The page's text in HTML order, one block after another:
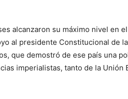
alcanzaron su máximo nivel en
al presidente Constitucional de
que demostró de ese país una
imperialistas, tanto de la Unión